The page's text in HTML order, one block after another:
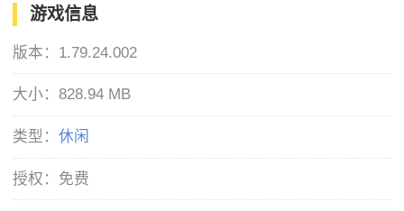
游戏信息
版本： 1.79.24.002
大小：828.94 MB
类型：休闲
授权： 免费